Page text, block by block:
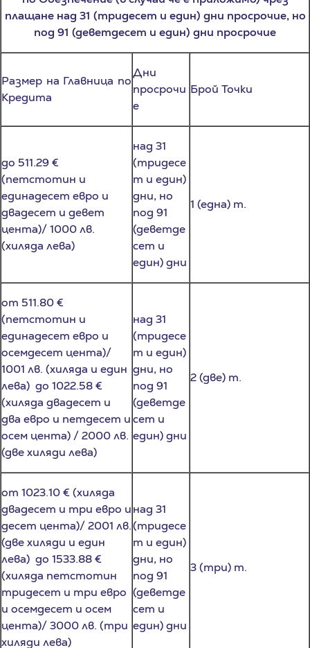
под 91 (деветдесет и един) дни просрочие
Кредита
Дни
просрочи
(петстотин и
единадесет евро и
двадесет и девет
цента)/ 1000 лв.
(хиляда лева)
над 31
(тридесе
т и един)
дни, но
под 91
(деветде
сет и
един) дни
от 511.80 €
(петстотин и
единадесет евро и
осемдесет цента)/
1001 лв. (хиляда и един
лева) до 1022.58 €
(хиляда двадесет и
два евро и петдесет и
осем цента) / 2000 лв.
(две хиляди лева)
(тридесе
т и един)
дни, но
под 91
(деветде
сет и
един) дни
от 1023.10 € (хиляда
двадесет и три евро и
десет цента)/ 2001 лв.
(две хиляди и един
лева) до 1533.88 €
(хиляда петстотин
тридесет и три евро
и осемдесет и осем
цента)/ 3000 лв. (три
хиляди лева)
(тридесе
т и един)
дни, но
под 91
(деветде
сет и
един) дни